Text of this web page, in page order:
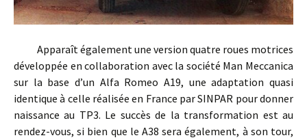
Apparaît également une version quatre roues motrices
développée en collaboration avec la société Man Meccanica
sur la base d’un Alfa Romeo A19, une adaptation quasi
identique à celle réalisée en France par SINPAR pour donner
naissance au TP3. Le succès de la transformation est au
rendez-vous, si bien que le A38 sera également, à son tour,